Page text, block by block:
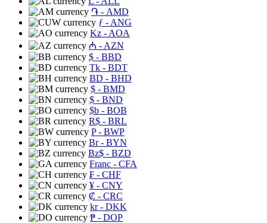
֏ - AMD
ƒ - ANG
Kz - AOA
₼ - AZN
$ - BBD
Tk - BDT
BD - BHD
$ - BMD
$ - BND
$b - BOB
R$ - BRL
P- BWP
Br- BYN
Bz$ - BZD
Franc - CFA
₣ - CHF
¥ - CNY
₡ - CRC
kr- DKK
₱ - DOP